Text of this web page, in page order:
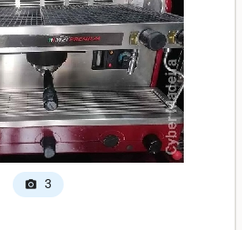
photo_camera 3